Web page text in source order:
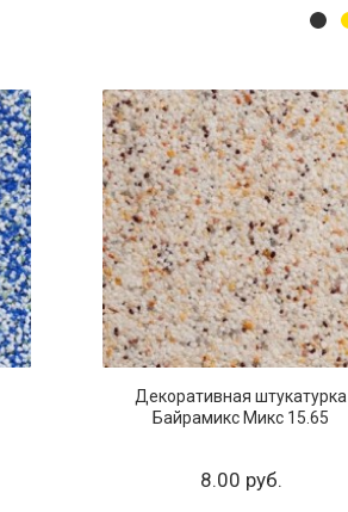
Декоративная штукатурка
Байрамикс Микс 15.65
8.00 руб.